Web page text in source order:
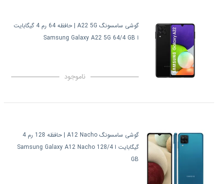
گوشی سامسونگ A22 5G | حافظه 64 رم 4 گیگابایت
ا Samsung Galaxy A22 5G 64/4 GB
ناموجود
گوشی سامسونگ A12 Nacho | حافظه 128 رم 4
گیگابایت ا Samsung Galaxy A12 Nacho 128/4
GB